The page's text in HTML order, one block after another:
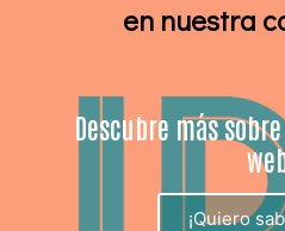
en nuestra
Descubre más
¡Quiero